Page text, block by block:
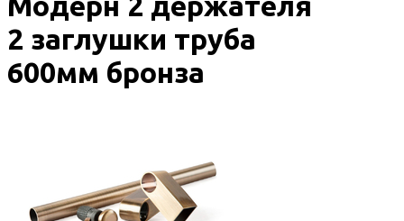
2 заглушки труба
600мм бронза